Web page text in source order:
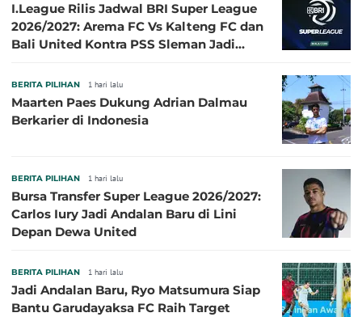
I.League Rilis Jadwal BRI Super League
2026/2027: Arema FC Vs Kalteng FC dan
Bali United Kontra PSS Sleman Jadi
BERITA PILIHAN 1 hari lalu
Maarten Paes Dukung Adrian Dalmau
Berkarier di Indonesia
BERITA PILIHAN 1 hari lalu
Bursa Transfer Super League 2026/2027:
Carlos Iury Jadi Andalan Baru di Lini
Depan Dewa United
BERITA PILIHAN 1 hari lalu
Jadi Andalan Baru, Ryo Matsumura Siap
Bantu Garudayaksa FC Raih Target